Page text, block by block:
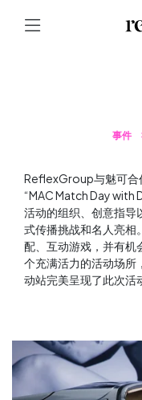
事件
ReflexGroup与魅可合
“MAC Match Day
活动的组织、创意指
式传播挑战和名人亮相
配、互动游戏，并有
个充满活力的活动场所
动站完美呈现了此次活